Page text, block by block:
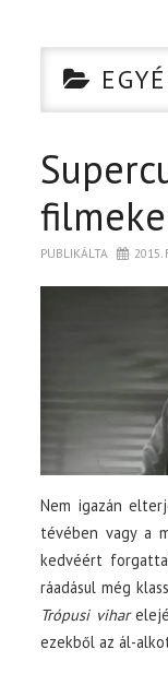
TRAILER
BOXOFFICE
TOP10
PÓLÓ RENDELÉS
PUBLIKÁLTA 2015.
Nem igazán
tévében vagy a
kedvéért
ráadásul még
Trópusi vihar
ezekből az ál-